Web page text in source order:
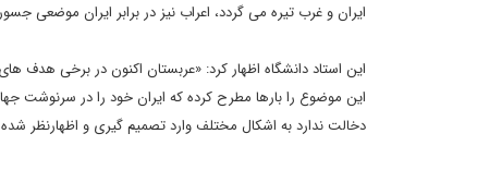
ایران و غرب تیره می گردد، اعراب نیز در برابر ایران موضعی
این استاد دانشگاه اظهار کرد: «عربستان اکنون در برخی
این موضوع را بارها مطرح کرده که ایران خود را در سرنوشت
دخالت ندارد به اشکال مختلف وارد تصمیم گیری و اظهارنظر